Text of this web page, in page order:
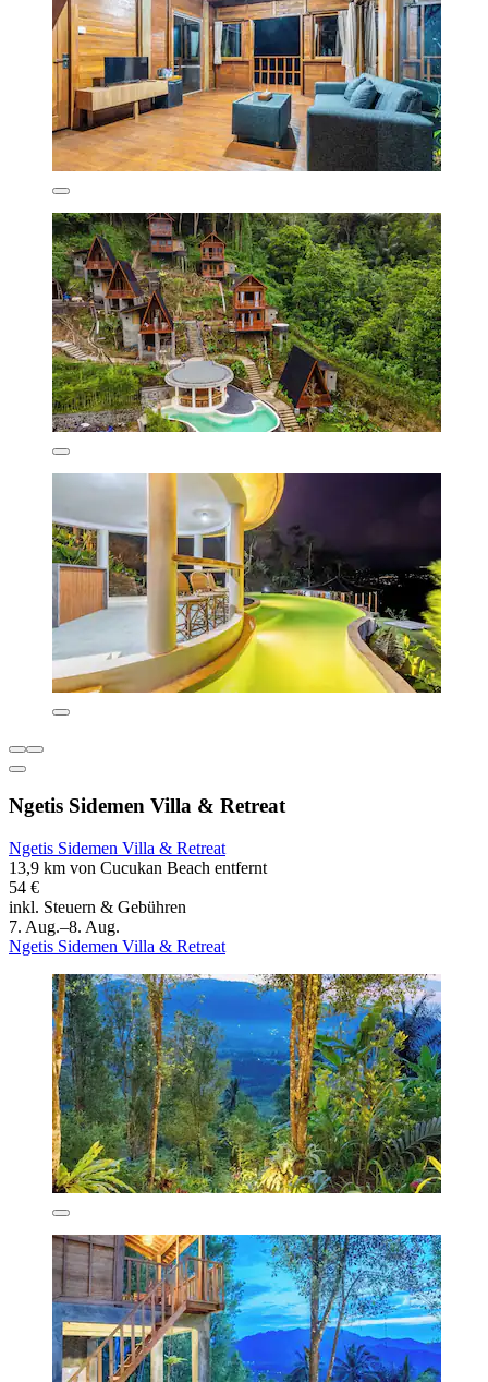
Ngetis Sidemen Villa & Retreat
Ngetis Sidemen Villa & Retreat
13,9 km von Cucukan Beach entfernt
54 €
inkl. Steuern & Gebühren
7. Aug.–8. Aug.
Ngetis Sidemen Villa & Retreat